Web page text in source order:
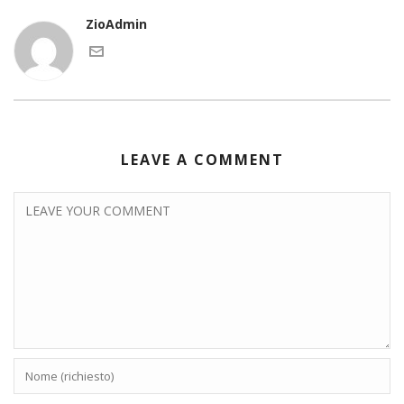
ZioAdmin
LEAVE A COMMENT